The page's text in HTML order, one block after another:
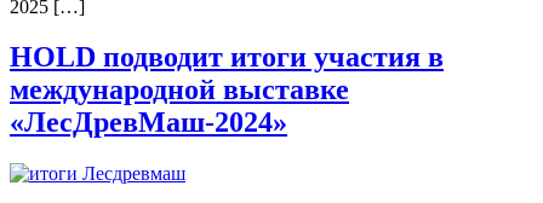
2025 […]
HOLD подводит итоги участия в
международной выставке
«ЛесДревМаш-2024»